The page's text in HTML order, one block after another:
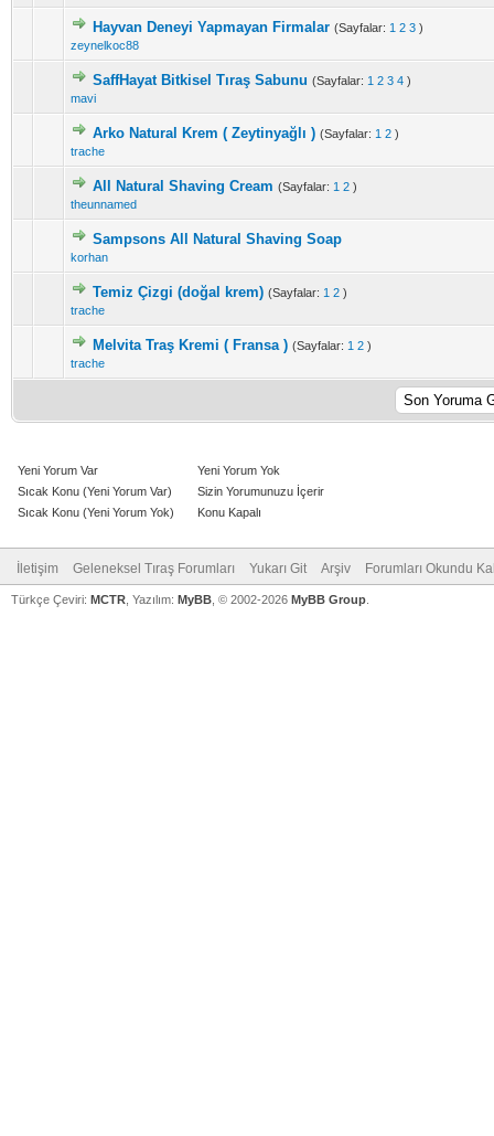
Hayvan Deneyi Yapmayan Firmalar (Sayfalar: 1 2 3 )
zeynelkoc88
SaffHayat Bitkisel Tıraş Sabunu (Sayfalar: 1 2 3 4 )
mavi
Arko Natural Krem ( Zeytinyağlı ) (Sayfalar: 1 2 )
trache
All Natural Shaving Cream (Sayfalar: 1 2 )
theunnamed
Sampsons All Natural Shaving Soap
korhan
Temiz Çizgi (doğal krem) (Sayfalar: 1 2 )
trache
Melvita Traş Kremi ( Fransa ) (Sayfalar: 1 2 )
trache
Yeni Yorum Var
Sıcak Konu (Yeni Yorum Var)
Sıcak Konu (Yeni Yorum Yok)
Yeni Yorum Yok
Sizin Yorumunuzu İçerir
Konu Kapalı
İletişim Geleneksel Tıraş Forumları Yukarı Git Arşiv Forumları Okundu
Türkçe Çeviri: MCTR , Yazılım: MyBB , © 2002-2026 MyBB Group